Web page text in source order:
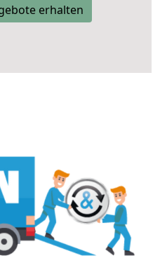
erhalten